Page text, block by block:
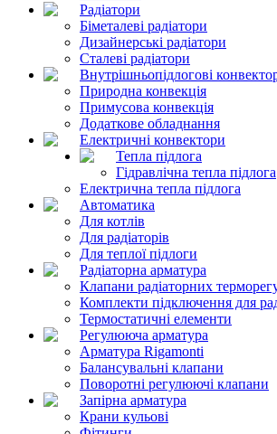
Радіатори
Біметалеві радіатори
Дизайнерські радіатори
Сталеві радіатори
Внутрішньопідлогові
Природна конвекція
Примусова конвекція
Додаткове обладнання
Електричні конвектори
Тепла підлога
Гідравлічна тепла підлога
Електрична тепла підлога
Автоматика
Для котлів
Для радіаторів
Для теплої підлоги
Радіаторна арматура
Клапани радіаторних
Комплекти підключення для
Термостатичні елементи
Регулююча арматура
Арматура Rigamonti
Балансувальні клапани
Поворотні регулюючі клапани
Запірна арматура
Крани кульові